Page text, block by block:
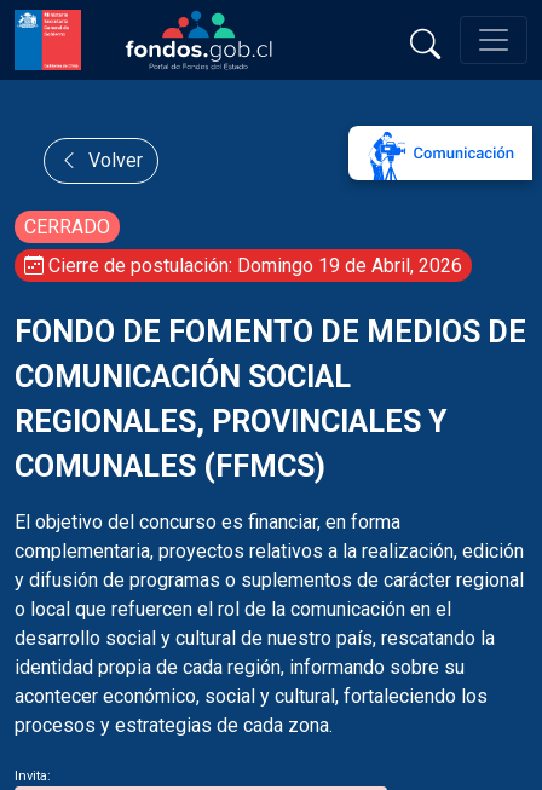
Volver
CERRADO
Cierre de postulación: Domingo 19 de Abril, 2026
FONDO DE FOMENTO DE MEDIOS DE
COMUNICACIÓN SOCIAL
REGIONALES, PROVINCIALES Y
COMUNALES (FFMCS)
El objetivo del concurso es financiar, en forma
complementaria, proyectos relativos a la realización, edición
y difusión de programas o suplementos de carácter regional
o local que refuercen el rol de la comunicación en el
desarrollo social y cultural de nuestro país, rescatando la
identidad propia de cada región, informando sobre su
acontecer económico, social y cultural, fortaleciendo los
procesos y estrategias de cada zona.
Invita: